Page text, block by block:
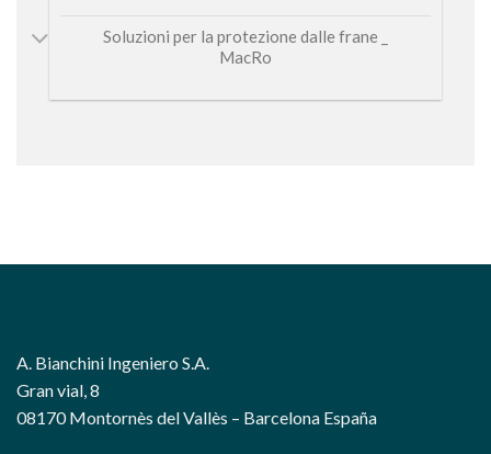
Soluzioni per la protezione dalle frane _
MacRo
A. Bianchini Ingeniero S.A.
Gran vial, 8
08170 Montornès del Vallès – Barcelona España